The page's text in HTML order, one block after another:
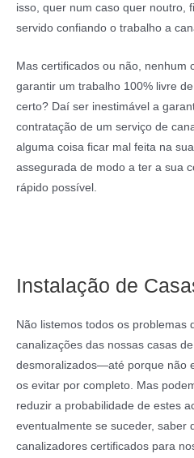
isso, quer num caso quer noutro,
servido confiando o trabalho a
Mas certificados ou não, nenhum
garantir um trabalho 100% livre
certo? Daí ser inestimável a
contratação de um serviço de
alguma coisa ficar mal feita na
assegurada de modo a ter a sua
rápido possível.
Instalação de
Não listemos todos os problemas
canalizações das nossas casas
desmoralizados—até porque não
os evitar por completo. Mas
reduzir a probabilidade de estes
eventualmente se suceder, saber
canalizadores certificados para